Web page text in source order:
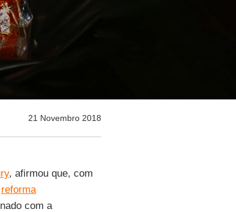
21 Novembro 2018
, afirmou que, com
reforma
com a